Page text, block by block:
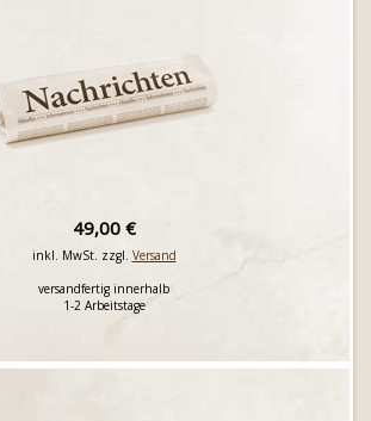
49,00 €
inkl. MwSt. zzgl. Versand
versandfertig innerhalb
1-2 Arbeitstage